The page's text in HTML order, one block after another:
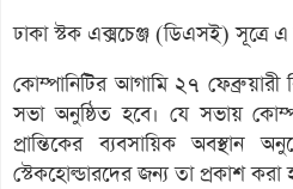
ঢাকা স্টক এক্সচেঞ্জ (ডিএসই) সূত্রে এ
কোম্পানিটির আগামি ২৭ ফেব্রুয়ারী
সভা অনুষ্ঠিত হবে। যে সভায়
প্রান্তিকের ব্যবসায়িক অবস্থান
স্টেকহোল্ডারদের জন্য তা প্রকাশ করা